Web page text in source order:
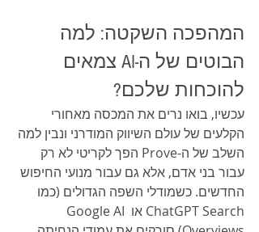
המהפכה השקטה: למה
הבוטים של ה-AI צמאים
להוכחות שלכם?
עכשיו, בואו נרים את המכסה מאחורי
הקלעים של עולם השיווק המודרני ונבין למה
השלב של ה-Prove הפך לקריטי לא רק
עבור בני אדם, אלא גם עבור מנועי החיפוש
החדשים. כשמודלי השפה הגדולים (כמו
ChatGPT Search או Google AI